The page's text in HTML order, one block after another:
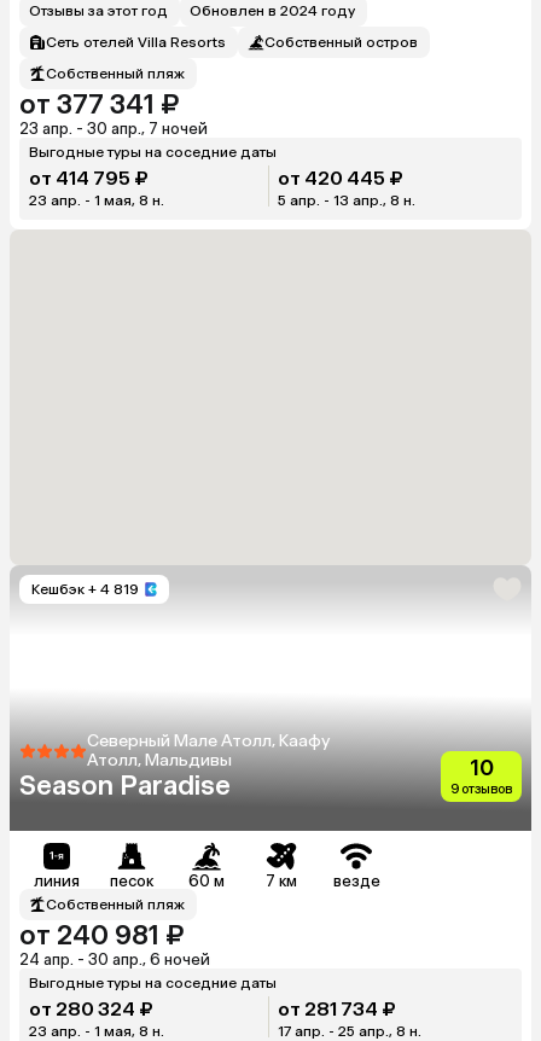
Отзывы за этот год
Обновлен в 2024 году
Сеть отелей Villa Resorts
Собственный остров
Собственный пляж
от 377 341 ₽
23 апр. - 30 апр., 7 ночей
Выгодные туры на соседние даты
от 414 795 ₽
23 апр. - 1 мая, 8 н.
от 420 445 ₽
5 апр. - 13 апр., 8 н.
Кешбэк + 4 819
Северный Мале Атолл, Каафу
Атолл, Мальдивы
Season Paradise
10
9 отзывов
линия песок 60 м 7 км везде
Собственный пляж
от 240 981 ₽
24 апр. - 30 апр., 6 ночей
Выгодные туры на соседние даты
от 280 324 ₽
23 апр. - 1 мая, 8 н.
от 281 734 ₽
17 апр. - 25 апр., 8 н.